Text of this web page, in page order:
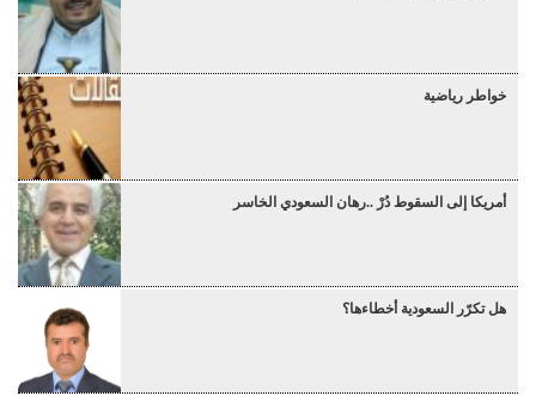
خواطر رياضية
أمريكا إلى السقوط دُرْ ..رهان السعودي الخاسر
هل تكرّر السعودية أخطاءها؟